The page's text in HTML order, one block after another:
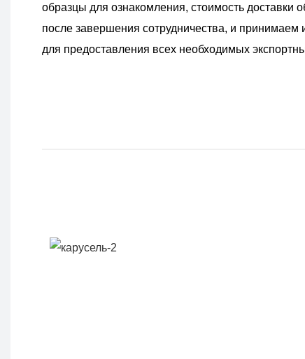
образцы для ознакомления, стоимость доставки
после завершения сотрудничества, и принимаем
для предоставления всех необходимых